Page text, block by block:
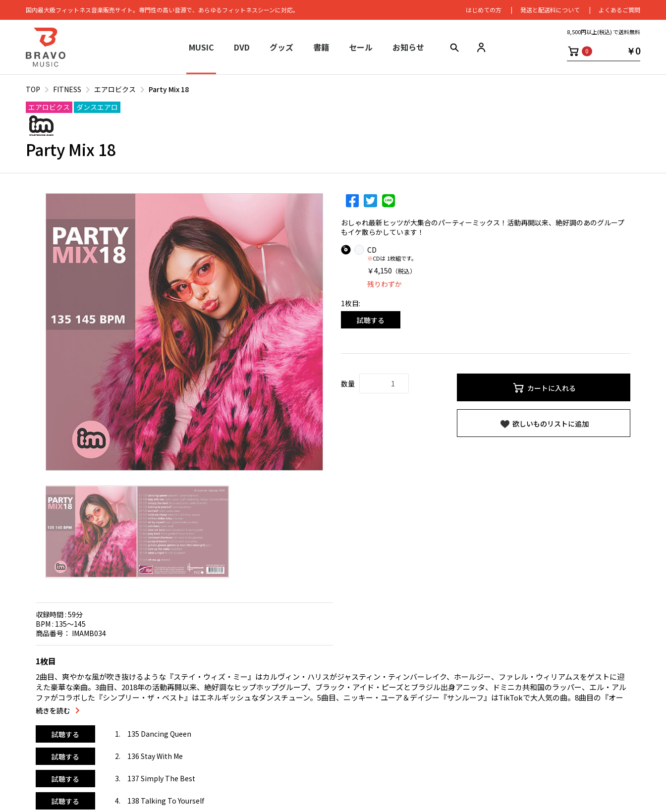
国内最大級フィットネス⾳楽販売サイト。専⾨性の⾼い⾳源で、あらゆるフィットネスシーンに対応。 はじめての⽅ 発送と配送料について よくあるご質問
MUSIC DVD グッズ 書籍 セール お知らせ
8,500円以上(税込) で送料無料
0 ￥0
TOP FITNESS エアロビクス
Party Mix 18
エアロビクス
ダンスエアロ
Party Mix 18
収録時間 : 59分
BPM : 135〜145
商品番号： IMAMB034
おしゃれ最新ヒッツが大集合のパーティーミックス！活動再開以来、絶好調のあのグループ
もイケ散らかしています！
CD
※CDは 1枚組です。
￥4,150 （税込）
残りわずか
1枚目:
試聴する
数量 カートに入れる
欲しいものリストに追加
1枚目
2曲目、爽やかな風が吹き抜けるような『ステイ・ウィズ・ミー』はカルヴィン・ハリスがジャスティン・ティンバーレイク、ホールジー、ファレル・ウィリアムスをゲストに迎
えた豪華な楽曲。3曲目、2018年の活動再開以来、絶好調なヒップホップグループ、ブラック・アイド・ピーズとブラジル出身アニッタ、ドミニカ共和国のラッパー、エル・アル
ファがコラボした『シンプリー・ザ・ベスト』はエネルギッシュなダンスチューン。5曲目、ニッキー・ユーア＆デイジー『サンルーフ』はTikTokで大人気の曲。8曲目の『オー
ル・バイ・マイセルフ』はブラジル出身の有名DJアロックと、エリー・ゴールディング、シガーラのコラボ曲。内省的な歌詞に美しいメロディーがたまりません！9曲目、テイラ
ー・スウィフト『アンチ・ヒーロー』は彼女自身のネガティブな感情に向き合って作った曲。11曲目、デヴィット・ゲッタ、エイコン、ニーヨという夢のコラボ曲『プレイ・ハー
ド』は安定の楽しさ。13曲目、ティエストとタッグを組んだブラック・アイド・ピーズ『パンプ・イット・ラウダー』はもっともっと賑やかになっての復活！15曲目、マドンナ
『ターン・アップ・ザ・ラジオ』はマドンナらしいアップテンポな元気の出る曲。最後の17曲目はリアーナ『リフト・ミー・アップ』でしっとりとしたクールダウンをお楽しみく
ださい。メインパートはBPM135から145まで徐々に上がります。
続きを読む
試聴する 1. 135 Dancing Queen
試聴する 2. 136 Stay With Me
試聴する 3. 137 Simply The Best
試聴する 4. 138 Talking To Yourself